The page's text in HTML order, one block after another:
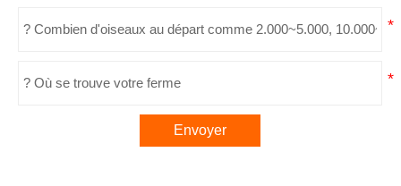
Envoyer